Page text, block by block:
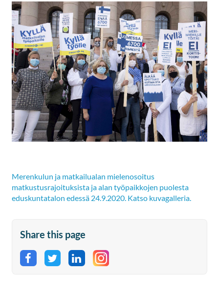
Merenkulun ja matkailualan mielenosoitus
matkustusrajoituksista ja alan työpaikkojen puolesta
eduskuntatalon edessä 24.9.2020. Katso kuvagalleria.
Share this page
Share on Facebook
Share on Twitter
Share on LinkedIn